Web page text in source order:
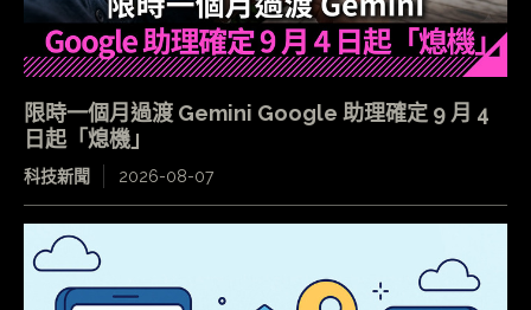
限時一個月過渡 Gemini Google 助理確定 9 月 4
日起「熄機」
科技新聞 2026-08-07